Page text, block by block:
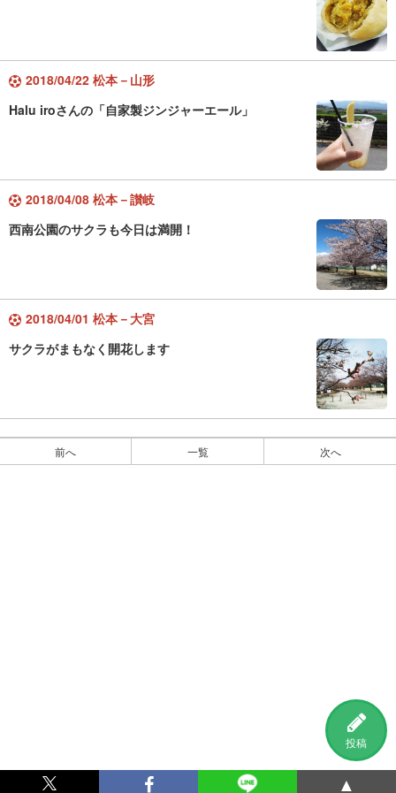
投稿
2018/04/22 松本－山形
Halu iroさんの「自家製ジンジャーエール」
2018/04/08 松本－讃岐
西南公園のサクラも今日は満開！
2018/04/01 松本－大宮
サクラがまもなく開花します
前へ 一覧 次へ
▲